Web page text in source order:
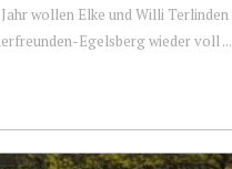
wollen Elke und Willi
Egelsberg wieder voll ...